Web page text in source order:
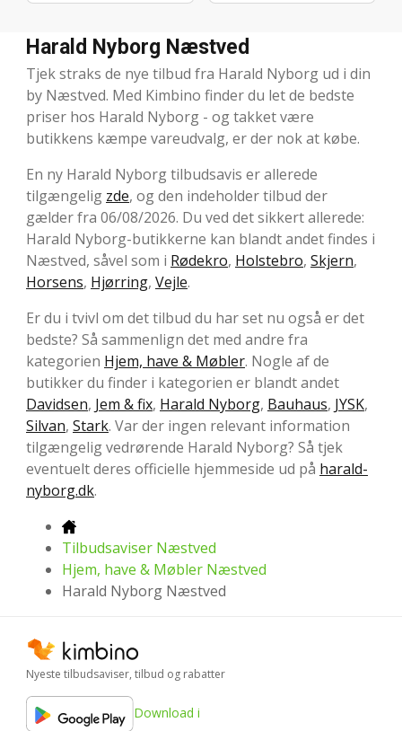
Harald Nyborg Næstved
Tjek straks de nye tilbud fra Harald Nyborg ud i din
by Næstved. Med Kimbino finder du let de bedste
priser hos Harald Nyborg - og takket være
butikkens kæmpe vareudvalg, er der nok at købe.
En ny Harald Nyborg tilbudsavis er allerede
tilgængelig zde, og den indeholder tilbud der
gælder fra 06/08/2026. Du ved det sikkert allerede:
Harald Nyborg-butikkerne kan blandt andet findes i
Næstved, såvel som i Rødekro, Holstebro, Skjern,
Horsens, Hjørring, Vejle.
Er du i tvivl om det tilbud du har set nu også er det
bedste? Så sammenlign det med andre fra
kategorien Hjem, have & Møbler. Nogle af de
butikker du finder i kategorien er blandt andet
Davidsen, Jem & fix, Harald Nyborg, Bauhaus, JYSK,
Silvan, Stark. Var der ingen relevant information
tilgængelig vedrørende Harald Nyborg? Så tjek
eventuelt deres officielle hjemmeside ud på harald-
nyborg.dk.
Tilbudsaviser Næstved
Hjem, have & Møbler Næstved
Harald Nyborg Næstved
Nyeste tilbudsaviser, tilbud og rabatter
Download i